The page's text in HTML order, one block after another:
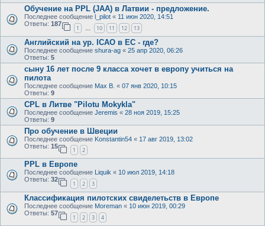
Oбучениe на PPL (JAA) в Латвии - предложение.
Последнее сообщение l_pilot « 11 июн 2020, 14:51
Ответы: 187
1 … 10 11 12 13
Английский на ур. ICAO в ЕС - где?
Последнее сообщение shura-ag « 25 апр 2020, 06:26
Ответы: 5
сыну 16 лет после 9 класса хочет в европу учиться на
пилота
Последнее сообщение Max B. « 07 янв 2020, 10:15
Ответы: 9
CPL в Литве "Pilotu Mokykla"
Последнее сообщение Jeremis « 28 ноя 2019, 15:25
Ответы: 9
Про обучение в Швеции
Последнее сообщение Konstantin54 « 17 авг 2019, 13:02
Ответы: 15
1 2
PPL в Европе
Последнее сообщение Liquik « 10 июл 2019, 14:18
Ответы: 32
1 2 3
Классификация пилотских свиделетьств в Европе
Последнее сообщение Moreman « 10 июн 2019, 00:29
Ответы: 57
1 2 3 4